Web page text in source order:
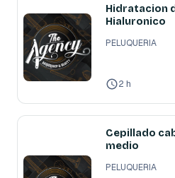
Hidratacion
Hialuronico
PELUQUERIA
2 h
Cepillado
medio
PELUQUERIA